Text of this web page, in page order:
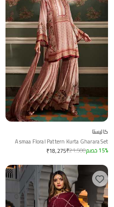
كاليستا
Asmaa Floral Pattern Kurta Gharara Set
₹18,275₹21,500 15% خصم